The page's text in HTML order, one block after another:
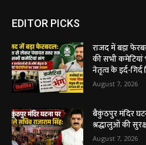
EDITOR PICKS
राजद में बड़ा
की सभी कमेटियां
नेतृत्व के इर्द-
August 7, 2026
बैकुंठपुर मंदिर
श्रद्धालुओं की
August 7, 2026